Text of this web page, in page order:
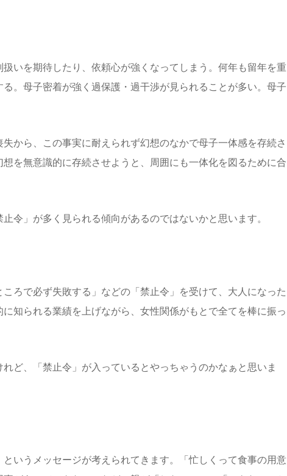
いを期待したり、依頼心が強くなってしまう。何年も留年を重
。母子密着が強く過保護・過干渉が見られることが多い。母子
から、この事実に耐えられず幻想のなかで母子一体感を存続さ
を無意識的に存続させようと、周囲にも一体化を図るために合
令」が多く見られる傾向があるのではないかと思います。
ろで必ず失敗する」などの「禁止令」を受けて、大人になった
知られる業績を上げながら、女性関係がもとで全てを棒に振っ
ど、「禁止令」が入っているとやっちゃうのかなぁと思いま
いうメッセージが考えられてきます。「忙しくって食事の用意